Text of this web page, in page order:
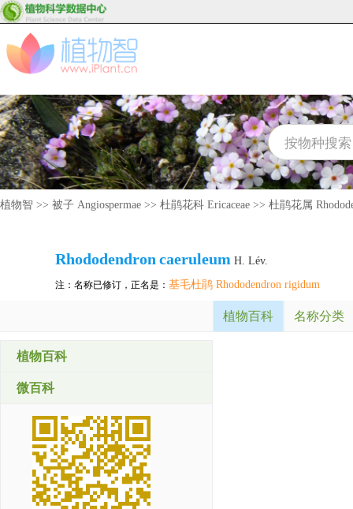
植物智 >> 被子 Angiospermae >> 杜鹃花科 Ericaceae >> 杜鹃花属
Rhododendron caeruleum H. Lév.
注：名称已修订，正名是： 基毛杜鹃 Rhododendron rigidum
植物百科 名称分类
植物百科
微百科